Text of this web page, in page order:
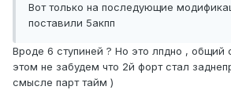
Вот только на последующие
поставили 5акпп
Вроде 6 ступиней ? Но это лпдно , общий
этом не забудем что 2й форт стал
смысле парт тайм )